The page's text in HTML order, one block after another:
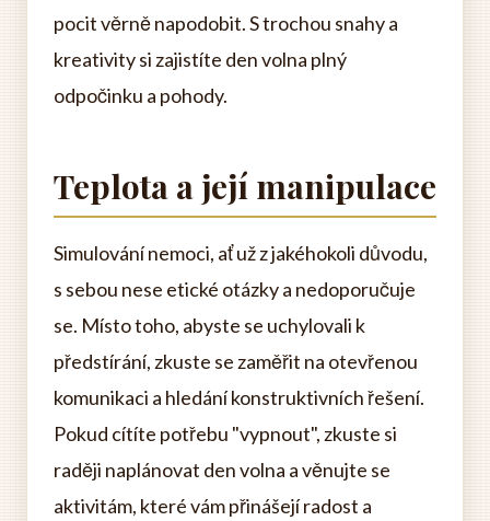
pocit věrně napodobit. S trochou snahy a
kreativity si zajistíte den volna plný
odpočinku a pohody.
Teplota a její manipulace
Simulování nemoci, ať už z jakéhokoli důvodu,
s sebou nese etické otázky a nedoporučuje
se. Místo toho, abyste se uchylovali k
předstírání, zkuste se zaměřit na otevřenou
komunikaci a hledání konstruktivních řešení.
Pokud cítíte potřebu "vypnout", zkuste si
raději naplánovat den volna a věnujte se
aktivitám, které vám přinášejí radost a